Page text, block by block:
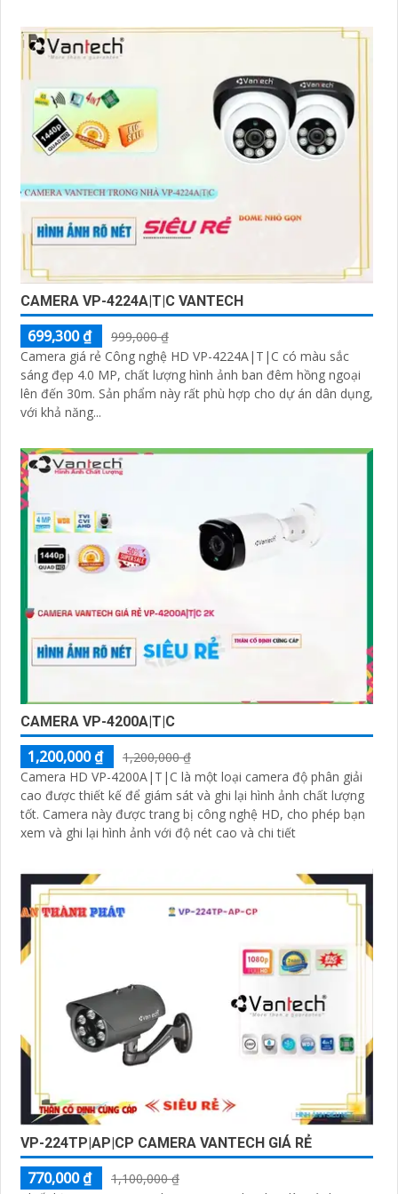
CAMERA VP-4224A|T|C VANTECH
699,300 ₫
999,000 ₫
Camera giá rẻ Công nghệ HD VP-4224A|T|C có màu sắc
sáng đẹp 4.0 MP, chất lượng hình ảnh ban đêm hồng ngoại
lên đến 30m. Sản phẩm này rất phù hợp cho dự án dân dụng,
với khả năng...
CAMERA VP-4200A|T|C
1,200,000 ₫
1,200,000 ₫
Camera HD VP-4200A|T|C là một loại camera độ phân giải
cao được thiết kế để giám sát và ghi lại hình ảnh chất lượng
tốt. Camera này được trang bị công nghệ HD, cho phép bạn
xem và ghi lại hình ảnh với độ nét cao và chi tiết
VP-224TP|AP|CP CAMERA VANTECH GIÁ RẺ
770,000 ₫
1,100,000 ₫